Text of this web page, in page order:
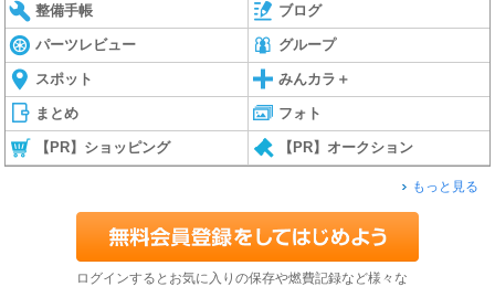
整備手帳 ブログ
パーツレビュー グループ
スポット みんカラ＋
まとめ フォト
【PR】ショッピング 【PR】オークション
もっと見る
ログインするとお気に入りの保存や燃費記録など様々な